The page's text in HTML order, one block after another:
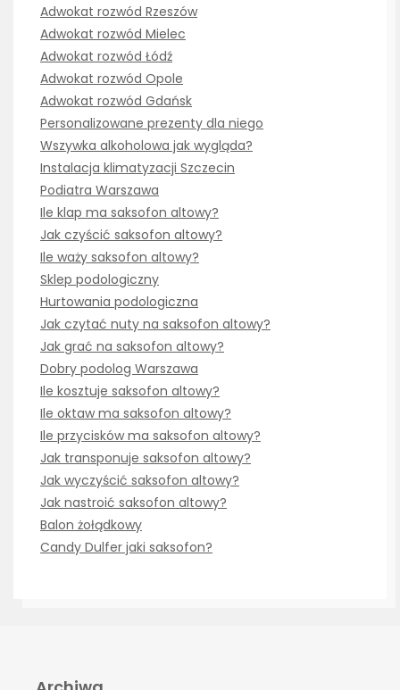
Adwokat rozwód Rzeszów
Adwokat rozwód Mielec
Adwokat rozwód Łódź
Adwokat rozwód Opole
Adwokat rozwód Gdańsk
Personalizowane prezenty dla niego
Wszywka alkoholowa jak wygląda?
Instalacja klimatyzacji Szczecin
Podiatra Warszawa
Ile klap ma saksofon altowy?
Jak czyścić saksofon altowy?
Ile waży saksofon altowy?
Sklep podologiczny
Hurtowania podologiczna
Jak czytać nuty na saksofon altowy?
Jak grać na saksofon altowy?
Dobry podolog Warszawa
Ile kosztuje saksofon altowy?
Ile oktaw ma saksofon altowy?
Ile przycisków ma saksofon altowy?
Jak transponuje saksofon altowy?
Jak wyczyścić saksofon altowy?
Jak nastroić saksofon altowy?
Balon żołądkowy
Candy Dulfer jaki saksofon?